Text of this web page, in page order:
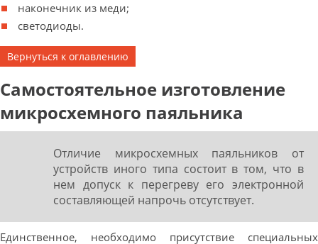
наконечник из меди;
светодиоды.
Вернуться к оглавлению
Самостоятельное изготовление
микросхемного паяльника
Отличие микросхемных паяльников от
устройств иного типа состоит в том, что в
нем допуск к перегреву его электронной
составляющей напрочь отсутствует.
Единственное, необходимо присутствие специальных